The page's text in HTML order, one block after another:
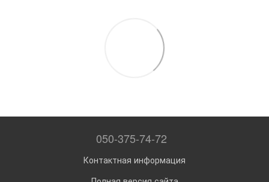
050-375-74-72
Контактная информация